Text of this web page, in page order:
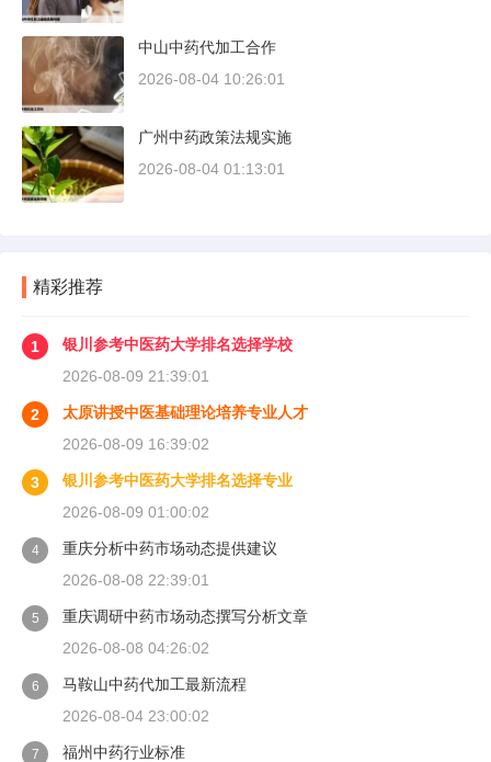
中山中药代加工合作
2026-08-04 10:26:01
广州中药政策法规实施
2026-08-04 01:13:01
精彩推荐
1
银川参考中医药大学排名选择学校
2026-08-09 21:39:01
2
太原讲授中医基础理论培养专业人才
2026-08-09 16:39:02
3
银川参考中医药大学排名选择专业
2026-08-09 01:00:02
4
重庆分析中药市场动态提供建议
2026-08-08 22:39:01
5
重庆调研中药市场动态撰写分析文章
2026-08-08 04:26:02
6
马鞍山中药代加工最新流程
2026-08-04 23:00:02
7 福州中药行业标准